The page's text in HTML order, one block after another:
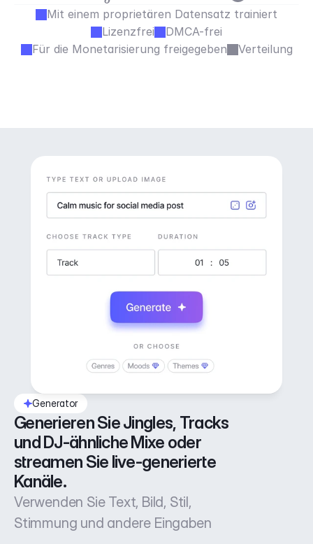
Mit einem proprietären Datensatz trainiert
Lizenzfrei
DMCA-frei
Für die Monetarisierung freigegeben
Verteilung
Generator
Generieren Sie Jingles, Tracks
und DJ-ähnliche Mixe oder
streamen Sie live-generierte
Kanäle.
Verwenden Sie Text, Bild, Stil,
Stimmung und andere Eingaben